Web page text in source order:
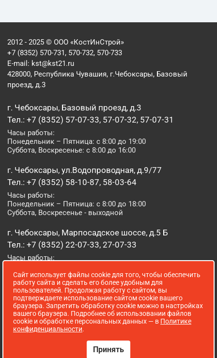
2012 - 2025 © ООО «КостИнСтрой»
+7 (8352) 570-731, 570-732, 570-733
E-mail: kst@kst21.ru
428000, Республика Чувашия, г.Чебоксары, Базовый
проезд, д.3
г. Чебоксары, Базовый проезд, д.3
Тел.: +7 (8352) 57-07-33, 57-07-32, 57-07-31
Часы работы:
Понедельник – Пятница: с 8:00 до 19:00
Суббота, Воскресенье: с 8:00 до 16:00
г. Чебоксары, ул.Водопроводная, д.9/77
Тел.: +7 (8352) 58-10-87, 58-03-64
Часы работы:
Понедельник – Пятница: с 8:00 до 18:00
Суббота, Воскресенье - выходной
г. Чебоксары, Марпосадское шоссе, д.5 Б
Тел.: +7 (8352) 22-07-33, 27-07-33
Часы работы:
Суббота, Воскресенье: с 8:00 до 16:00
г. Йошкар-Ола, ул. Луначарского, д. 52 А
Тел.: (8362) 41-07-31
Часы работы:
Понедельник – Пятница: с 8:00 до 18:00
Сайт использует файлы cookie для того, чтобы обеспечить
работу сайта и сделать его более удобным для
пользователей. Продолжая работу с сайтом, вы
подтверждаете использование сайтом cookie вашего
браузера. Запретить обработку cookie можно в настройках
вашего браузера. Подробнее об использовании файлов
cookie и обработке персональных данных — в Политике
конфиденциальности.
Принять